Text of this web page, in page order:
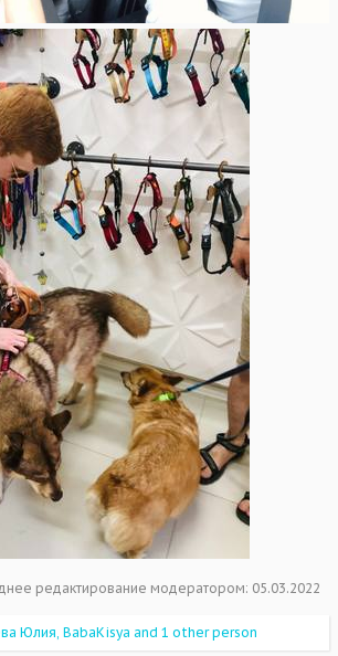
редактирование модератором: 05.03.2022
Юлия BabaKisya and 1 other person